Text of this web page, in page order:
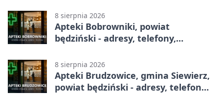
8 sierpnia 2026
Apteki Bobrowniki, powiat
będziński - adresy, telefony,
8 sierpnia 2026
Apteki Brudzowice, gmina Siewierz,
powiat będziński - adresy, telefony,